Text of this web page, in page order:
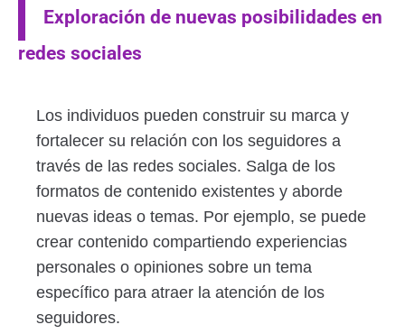
Exploración de nuevas posibilidades en
redes sociales
Los individuos pueden construir su marca y
fortalecer su relación con los seguidores a
través de las redes sociales. Salga de los
formatos de contenido existentes y aborde
nuevas ideas o temas. Por ejemplo, se puede
crear contenido compartiendo experiencias
personales o opiniones sobre un tema
específico para atraer la atención de los
seguidores.